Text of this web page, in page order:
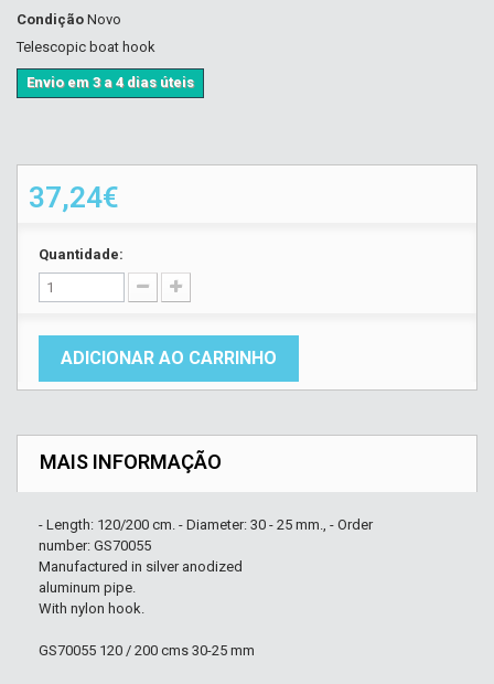
Condição Novo
Telescopic boat hook
Envio em 3 a 4 dias úteis
37,24€
Quantidade:
ADICIONAR AO CARRINHO
MAIS INFORMAÇÃO
- Length: 120/200 cm. - Diameter: 30 - 25 mm., - Order
number: GS70055
Manufactured in silver anodized
aluminum pipe.
With nylon hook.
GS70055 120 / 200 cms 30-25 mm